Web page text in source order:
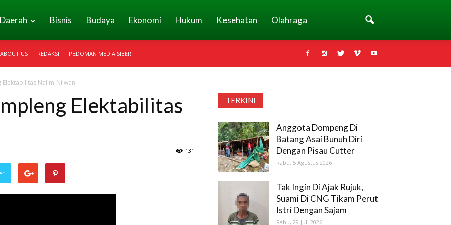
Daerah Bisnis Budaya Ekonomi Hukum Kesehatan Olahraga
ABOUT US REDAKSI PEDOMAN MEDIA SIBER
Elektabilitas Nalim-Nilwan
Elektabilitas
131
TERKINI
Anggota Dompeng Di
Batang Asai Bunuh Diri
Dengan Pisau Cutter
Rabu, 5 Agustus 2026
Tak Ingin Di Ajak Rujuk,
Suami Di CNG Tikam Perut
Istri Dengan Sajam
Rabu, 29 Juli 2026